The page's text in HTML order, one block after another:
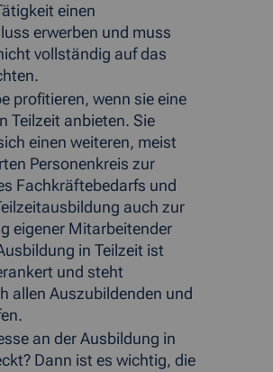
einen
erwerben und muss
vollständig auf das
profitieren, wenn sie eine
Teilzeit anbieten. Sie
einen weiteren, meist
Personenkreis zur
Fachkräftebedarfs und
auch zur
eigener Mitarbeitender
in Teilzeit ist
und steht
allen Auszubildenden und
an der Ausbildung in
Dann ist es wichtig, die